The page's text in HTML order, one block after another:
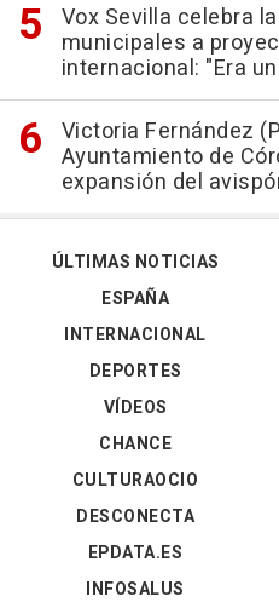
Vox Sevilla celebra
municipales a
internacional: "Era
Victoria Fernández
Ayuntamiento de
expansión del
ÚLTIMAS NOTICIAS
ESPAÑA
INTERNACIONAL
DEPORTES
VÍDEOS
CHANCE
CULTURAOCIO
DESCONECTA
EPDATA.ES
INFOSALUS